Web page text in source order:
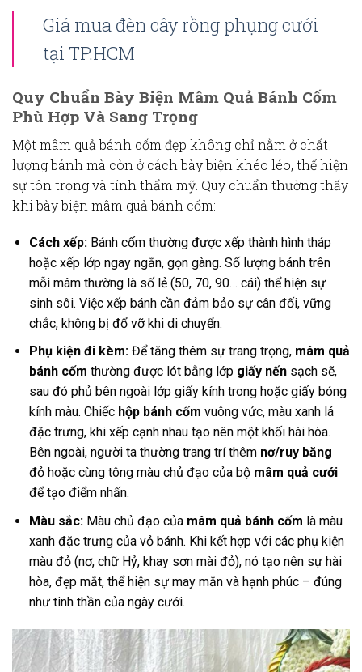
Giá mua đèn cây rồng phụng cưới
tại TP.HCM
Quy Chuẩn Bày Biện Mâm Quả Bánh Cốm
Phù Hợp Và Sang Trọng
Một mâm quả bánh cốm đẹp không chỉ nằm ở chất
lượng bánh mà còn ở cách bày biện khéo léo, thể hiện
sự tôn trọng và tính thẩm mỹ. Quy chuẩn thường thấy
khi bày biện mâm quả bánh cốm:
Cách xếp:Bánh cốm thường được xếp thành hình tháp
hoặc xếp lớp ngay ngắn, gọn gàng. Số lượng bánh trên
mỗi mâm thường là số lẻ (50, 70, 90… cái) thể hiện sự
sinh sôi. Việc xếp bánh cần đảm bảo sự cân đối, vững
chắc, không bị đổ vỡ khi di chuyển.
Phụ kiện đi kèm:Để tăng thêm sự trang trọng, mâm quả
bánh cốm thường được lót bằng lớp giấy nếnsạch sẽ,
sau đó phủ bên ngoài lớp giấy kính trong hoặc giấy bóng
kính màu. Chiếc hộp bánh cốm vuông vức, màu xanh lá
đặc trưng, khi xếp cạnh nhau tạo nên một khối hài hòa.
Bên ngoài, người ta thường trang trí thêm nơ/ruy băng
đỏ hoặc cùng tông màu chủ đạo của bộ mâm quả cưới
để tạo điểm nhấn.
Màu sắc:Màu chủ đạo của mâm quả bánh cốm là màu
xanh đặc trưng của vỏ bánh. Khi kết hợp với các phụ kiện
màu đỏ (nơ, chữ Hỷ, khay sơn mài đỏ), nó tạo nên sự hài
hòa, đẹp mắt, thể hiện sự may mắn và hạnh phúc – đúng
như tinh thần của ngày cưới.